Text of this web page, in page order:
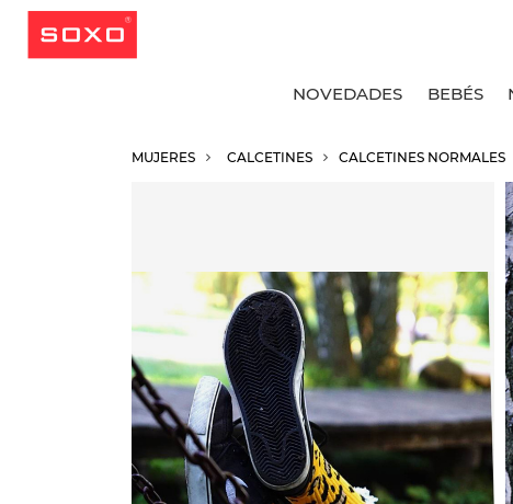
NOVEDADES BEBÉS
MUJERES CALCETINES CALCETINES NORMALES